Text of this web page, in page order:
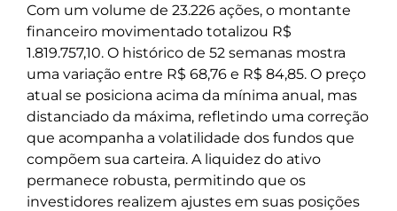
Com um volume de 23.226 ações, o montante
financeiro movimentado totalizou R$
1.819.757,10. O histórico de 52 semanas mostra
uma variação entre R$ 68,76 e R$ 84,85. O preço
atual se posiciona acima da mínima anual, mas
distanciado da máxima, refletindo uma correção
que acompanha a volatilidade dos fundos que
compõem sua carteira. A liquidez do ativo
permanece robusta, permitindo que os
investidores realizem ajustes em suas posições